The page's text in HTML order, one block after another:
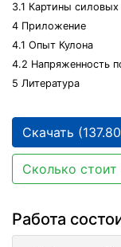
3.1 Картины
4 Приложение
4.1 Опыт Кулона
4.2 Напряженность
5 Литература
Скачать
Сколько стоит
Работа